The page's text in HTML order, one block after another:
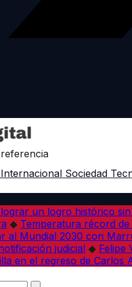
Internacional Sociedad
un logro histórico
◆ Temperatura récord
al Mundial 2030 con
judicial ◆ Felipe
en el regreso de Carlos